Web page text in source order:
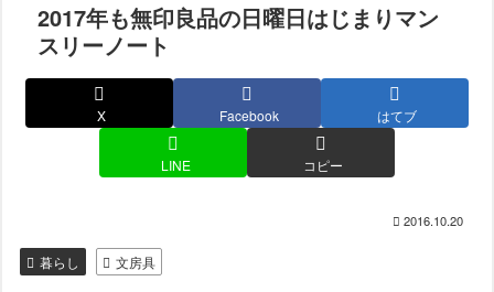
2017年も無印良品の日曜日はじまりマン
スリーノート
X Facebook はてブ
LINE コピー
2016.10.20
暮らし 文房具